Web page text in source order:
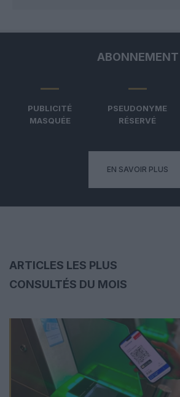
ABONNEMENT
PUBLICITÉ
MASQUÉE
PSEUDONYME
RÉSERVÉ
EN SAVOIR PLUS
ARTICLES LES PLUS
CONSULTÉS DU MOIS